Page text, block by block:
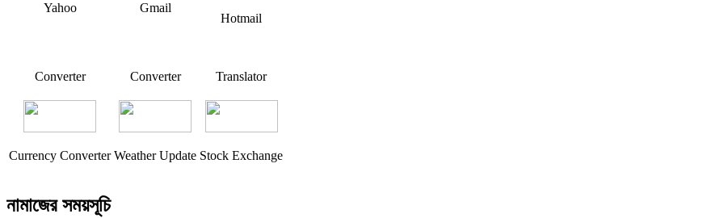
Yahoo Gmail
Hotmail
Converter Converter Translator
Currency Converter Weather Update Stock Exchange
নামাজের সময়সূচি